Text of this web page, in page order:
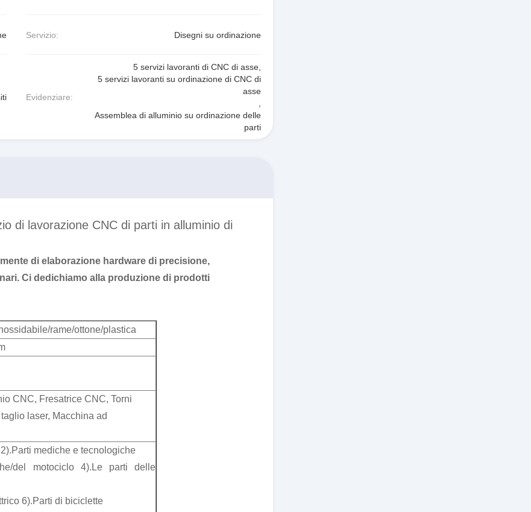
Servizio: Disegni su ordinazione
Evidenziare:
5 servizi lavoranti di CNC di asse
5 servizi lavoranti su ordinazione di CNC di
asse
Assemblea di alluminio su ordinazione delle
parti
di lavorazione CNC di parti in alluminio di
di elaborazione hardware di precisione,
Ci dedichiamo alla produzione di prodotti
rame/ottone/plastica
CNC, Fresatrice CNC, Torni
laser, Macchina ad
mediche e tecnologiche
del motociclo 4).Le parti delle
6).Parti di biciclette